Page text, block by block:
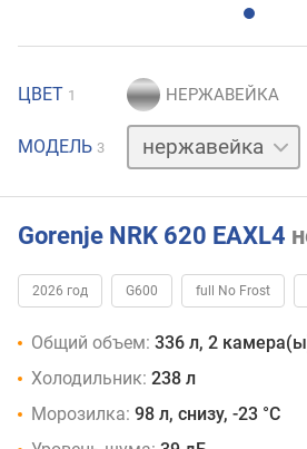
ЦВЕТ 1
МОДЕЛЬ 3
белый
черный
Gorenje NRK 620 EAXL4
2026 год G600 full No Frost
Общий объем: 336 л, 2
Холодильник: 238 л
Морозилка: 98 л, снизу, -23 °C